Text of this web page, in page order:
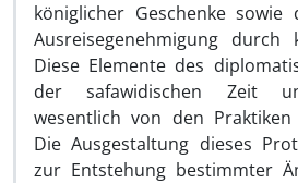
königlicher Geschenke sowie
Ausreisegenehmigung durch
Diese Elemente des
der safawidischen Zeit
wesentlich von den
Die Ausgestaltung dieses
zur Entstehung bestimmter